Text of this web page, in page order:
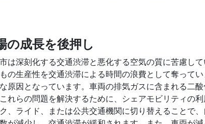
の成長を後押し
深刻化する交通渋滞と悪化する空気の質に苦慮して
の生産性を交通渋滞による時間の浪費として奪って
原因となっています。車両の排気ガスに含まれる二
れらの問題を解決するために、シェアモビリティの
、ライド、または公共交通機関に切り替えることで